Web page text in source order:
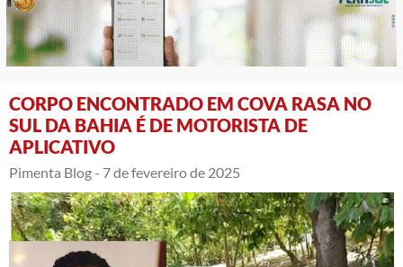
CORPO ENCONTRADO EM COVA RASA NO
SUL DA BAHIA É DE MOTORISTA DE
APLICATIVO
Pimenta Blog - 7 de fevereiro de 2025